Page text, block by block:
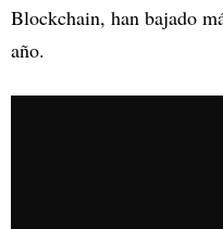
Blockchain, han bajado
año.